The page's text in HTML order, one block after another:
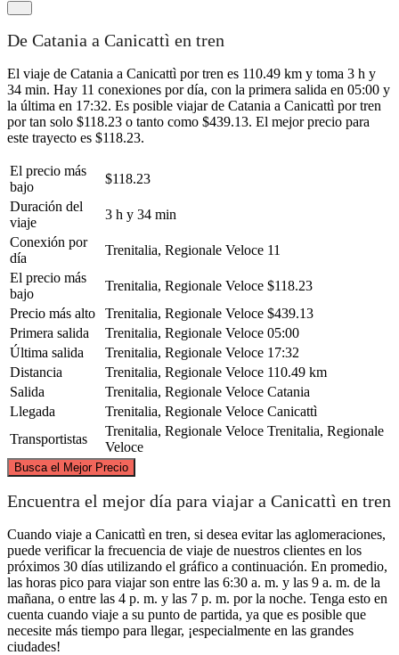
De Catania a Canicattì en tren
El viaje de Catania a Canicattì por tren es 110.49 km y toma 3 h y
34 min. Hay 11 conexiones por día, con la primera salida en 05:00 y
la última en 17:32. Es posible viajar de Catania a Canicattì por tren
por tan solo $118.23 o tanto como $439.13. El mejor precio para
este trayecto es $118.23.
El precio más
bajo
$118.23
Duración del
viaje
3 h y 34 min
Conexión por
día
Trenitalia, Regionale Veloce 11
El precio más
bajo
Trenitalia, Regionale Veloce $118.23
Precio más alto
Trenitalia, Regionale Veloce $439.13
Primera salida
Trenitalia, Regionale Veloce 05:00
Última salida
Trenitalia, Regionale Veloce 17:32
Distancia
Trenitalia, Regionale Veloce 110.49 km
Salida
Trenitalia, Regionale Veloce Catania
Llegada
Trenitalia, Regionale Veloce Canicattì
Transportistas
Trenitalia, Regionale Veloce Trenitalia, Regionale
Veloce
Busca el Mejor Precio
Catania
Canicattì
Encuentra el mejor día para viajar a Canicattì en tren
Cuando viaje a Canicattì en tren, si desea evitar las aglomeraciones,
puede verificar la frecuencia de viaje de nuestros clientes en los
próximos 30 días utilizando el gráfico a continuación. En promedio,
las horas pico para viajar son entre las 6:30 a. m. y las 9 a. m. de la
mañana, o entre las 4 p. m. y las 7 p. m. por la noche. Tenga esto en
cuenta cuando viaje a su punto de partida, ya que es posible que
necesite más tiempo para llegar, ¡especialmente en las grandes
ciudades!